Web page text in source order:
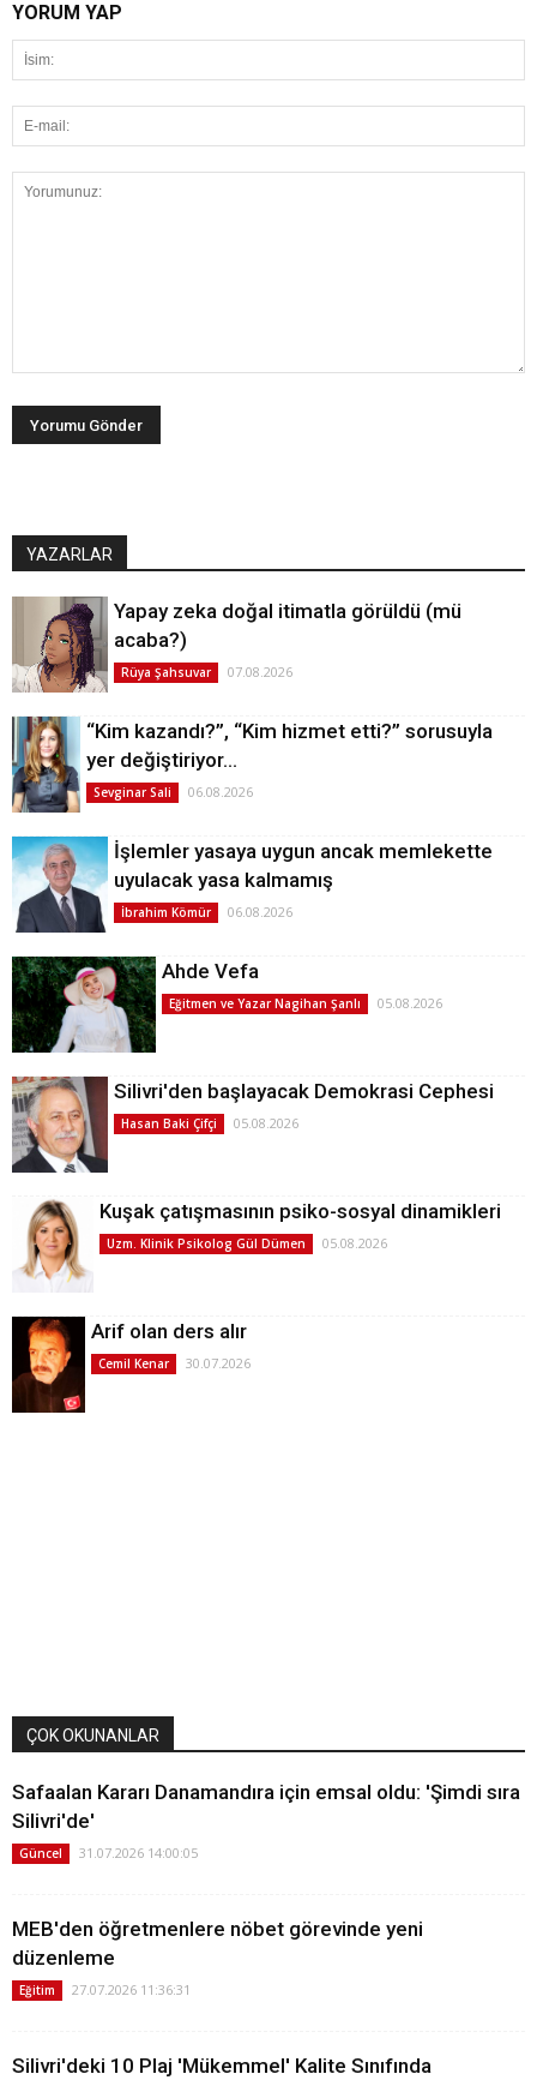
YORUM YAP
YAZARLAR
Yapay zeka doğal itimatla görüldü (mü
acaba?)
Rüya Şahsuvar 07.08.2026
“Kim kazandı?”, “Kim hizmet etti?” sorusuyla
yer değiştiriyor…
Sevginar Sali 06.08.2026
İşlemler yasaya uygun ancak memlekette
uyulacak yasa kalmamış
İbrahim Kömür 06.08.2026
Ahde Vefa
Eğitmen ve Yazar Nagihan Şanlı 05.08.2026
Silivri'den başlayacak Demokrasi Cephesi
Hasan Baki Çifçi 05.08.2026
Kuşak çatışmasının psiko-sosyal dinamikleri
Uzm. Klinik Psikolog Gül Dümen 05.08.2026
Arif olan ders alır
Cemil Kenar 30.07.2026
ÇOK OKUNANLAR
Safaalan Kararı Danamandıra için emsal oldu: 'Şimdi sıra
Silivri'de'
Güncel 31.07.2026 14:00:05
MEB'den öğretmenlere nöbet görevinde yeni
düzenleme
Eğitim 27.07.2026 11:36:31
Silivri'deki 10 Plaj 'Mükemmel' Kalite Sınıfında